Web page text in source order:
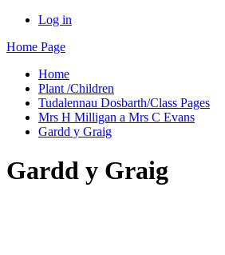
Log in
Home Page
Home
Plant /Children
Tudalennau Dosbarth/Class Pages
Mrs H Milligan a Mrs C Evans
Gardd y Graig
Gardd y Graig